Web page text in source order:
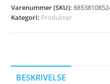
Varenummer (SKU):
Kategori: Produkter
BESKRIVELSE